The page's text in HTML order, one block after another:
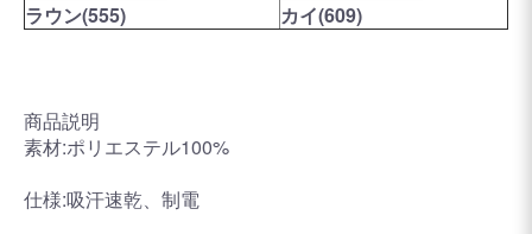
ラウン(555) カイ(609)
商品説明
素材:ポリエステル100%
仕様:吸汗速乾、制電